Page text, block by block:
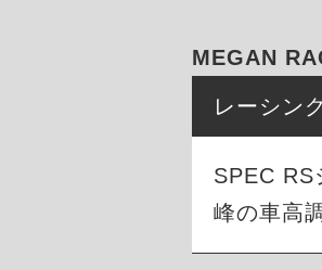
MEGAN
レーシン
SPEC RS
峰の車高